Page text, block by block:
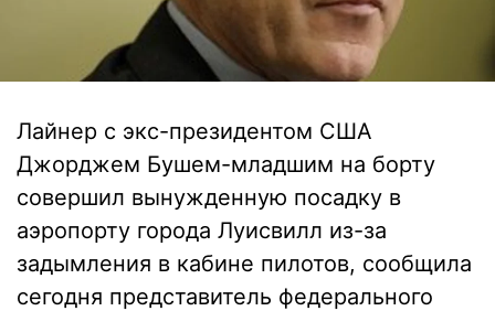
Лайнер с экс-президентом США
Джорджем Бушем-младшим на борту
совершил вынужденную посадку в
аэропорту города Луисвилл из-за
задымления в кабине пилотов, сообщила
сегодня представитель федерального